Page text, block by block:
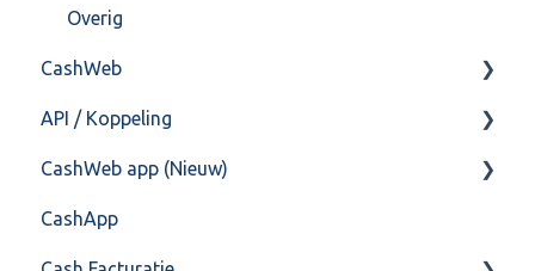
Training & Consultancy
Overig
Overig
CashWeb
CashHero Layout
Mailen vanuit CASHWeb
Algemeen gebruik
API / Koppeling
Algemeen
Api 3.0 (SOAP API)
CashWeb app (Nieuw)
Veel gestelde vragen
CashApp